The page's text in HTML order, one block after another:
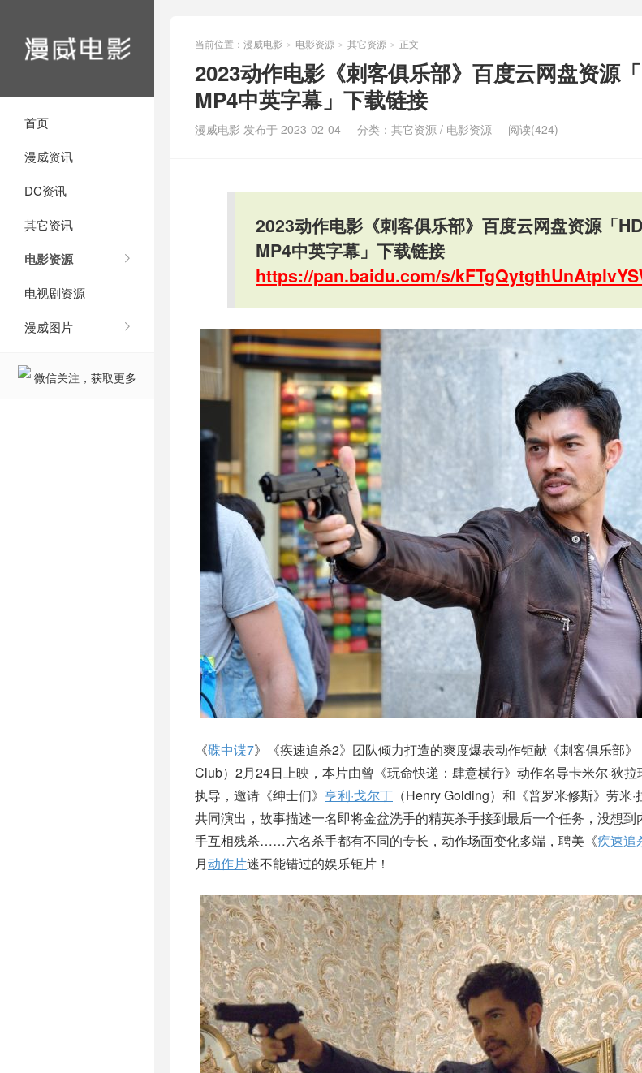
首页
漫威资讯
DC资讯
其它资讯
电影资源
电视剧资源
漫威图片
微信关注，获取更多
当前位置： 漫威电影 > 电影资源 > 其它资源 > 正文
2023动作电影《刺客俱乐部》百度云网盘资源
MP4中英字幕」下载链接
漫威电影 发布于 2023-02-04 分类： 其它资源 / 电影资源 阅读(424)
2023动作电影《刺客俱乐部》百度云网盘资源「
MP4中英字幕」下载链接
https://pan.baidu.com/s/
《碟中谍7》《疾速追杀2》团队倾力打造的爽度爆表动作钜献《刺客俱乐部
Club）2月24日上映，本片由曾《玩命快递：肆意横行》动作名导卡米尔·狄拉
执导，邀请《绅士们》 亨利·戈尔丁 （Henry Golding）和《普罗米修斯》劳米·
共同演出，故事描述一名即将金盆洗手的精英杀手接到最后一个任务，没想
手互相残杀……六名杀手都有不同的专长，动作场面变化多端，聘美《疾速追
月动作片迷不能错过的娱乐钜片！